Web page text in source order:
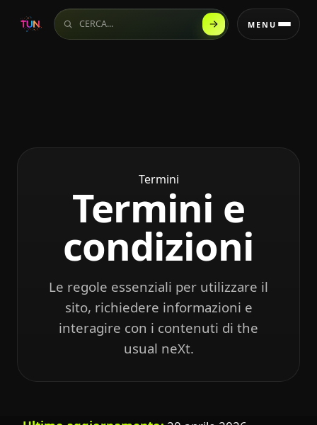
Cerca sul sito MENU
Termini
Termini e
condizioni
Le regole essenziali per utilizzare il
sito, richiedere informazioni e
interagire con i contenuti di the
usual neXt.